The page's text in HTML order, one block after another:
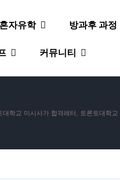
자유학 방과후 과정
커뮤니티
대학교 미시사가 합격레터 토론토대학교